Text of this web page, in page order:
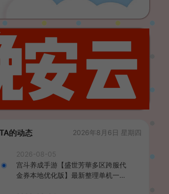
TA的动态 2026年8月6日 星期四
2026-08-05
宫斗养成手游【盛世芳華多区跨服代
金券本地优化版】最新整理单机一键